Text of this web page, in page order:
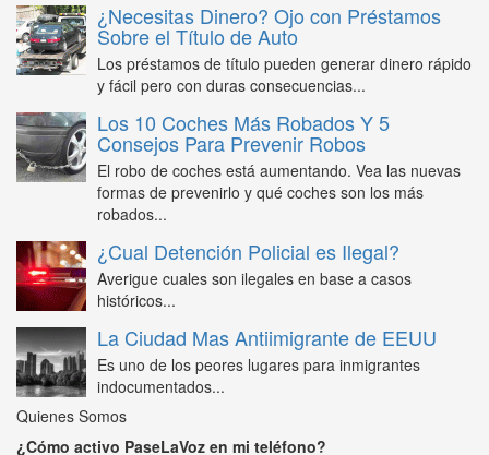
¿Necesitas Dinero? Ojo con Préstamos
Sobre el Título de Auto
Los préstamos de título pueden generar dinero rápido
y fácil pero con duras consecuencias...
Los 10 Coches Más Robados Y 5
Consejos Para Prevenir Robos
El robo de coches está aumentando. Vea las nuevas
formas de prevenirlo y qué coches son los más
robados...
¿Cual Detención Policial es Ilegal?
Averigue cuales son ilegales en base a casos
históricos...
La Ciudad Mas Antiimigrante de EEUU
Es uno de los peores lugares para inmigrantes
indocumentados...
Quienes Somos
¿Cómo activo PaseLaVoz en mi teléfono?